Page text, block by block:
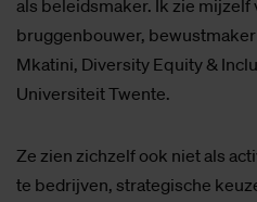
als beleidsmaker. Ik zie mijzelf
bruggenbouwer, bewustmaker
Mkatini, Diversity Equity &
Universiteit Twente.
Ze zien zichzelf ook niet als
te bedrijven, strategische